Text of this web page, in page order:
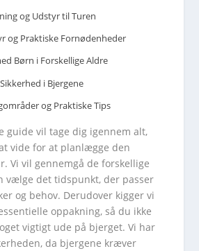
og Udstyr til Turen
og Praktiske Fornødenheder
Børn i Forskellige Aldre
i Bjergene
og Praktiske Tips
guide vil tage dig igennem alt,
vide for at planlægge den
Vi vil gennemgå de forskellige
vælge det tidspunkt, der passer
og behov. Derudover kigger vi
oppakning, så du ikke
vigtigt ude på bjerget. Vi har
da bjergene kræver